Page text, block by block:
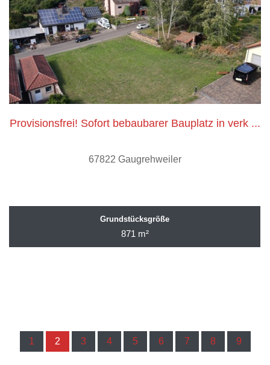
Provisionsfrei! Sofort bebaubarer Bauplatz in verk ...
67822 Gaugrehweiler
Grundstücksgröße
871 m²
1 2 3 4 5 6 7 8 9